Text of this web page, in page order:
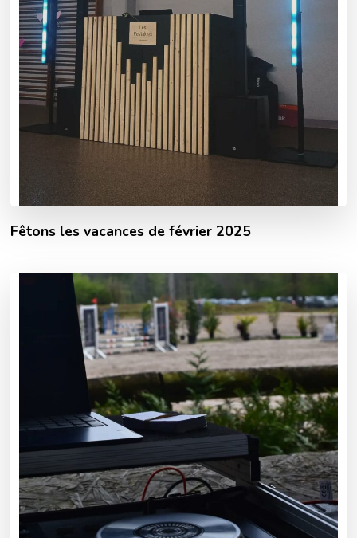
Fêtons les vacances de février 2025